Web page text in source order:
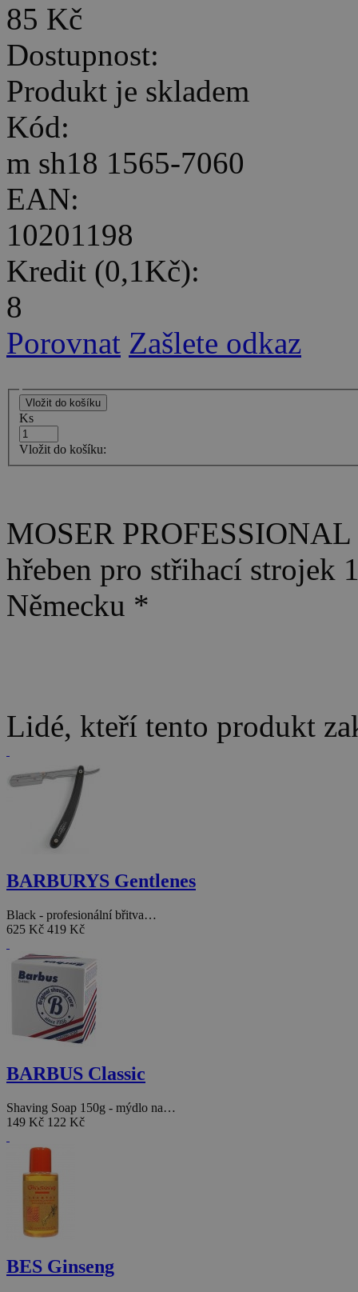
85 Kč
Dostupnost:
Produkt je skladem
Kód:
m sh18 1565-7060
EAN:
10201198
Kredit (0,1Kč):
8
Porovnat Zašlete odkaz
Ks
Vložit do košíku:
MOSER
hřeben pro střihací strojek
Německu *
Lidé, kteří tento produkt
BARBURYS Gentlenes
Black - profesionální břitva…
625 Kč 419 Kč
BARBUS Classic
Shaving Soap 150g - mýdlo na…
149 Kč 122 Kč
BES Ginseng